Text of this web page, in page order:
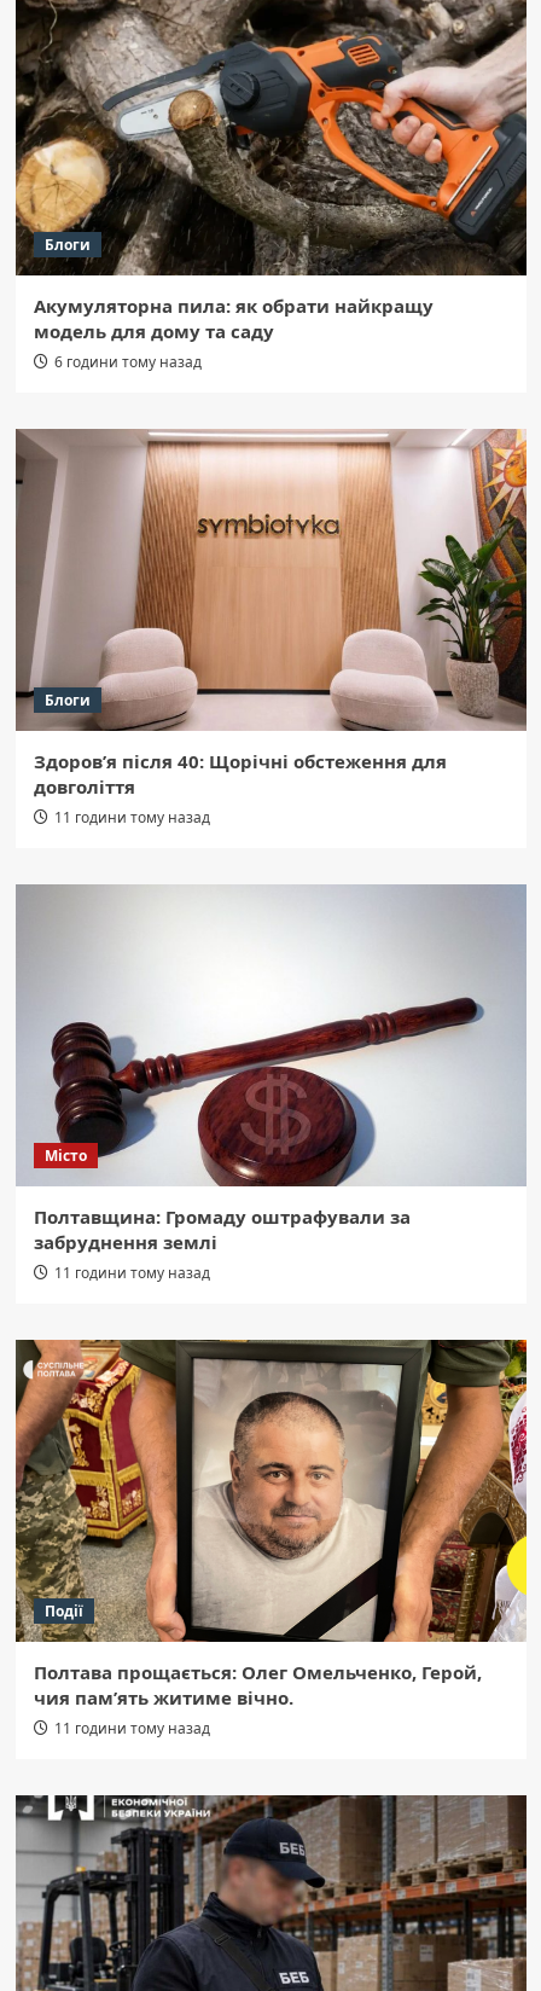
Блоги
Акумуляторна пила: як обрати найкращу
модель для дому та саду
6 години тому назад
Блоги
Здоров’я після 40: Щорічні обстеження для
довголіття
11 години тому назад
Місто
Полтавщина: Громаду оштрафували за
забруднення землі
11 години тому назад
Події
Полтава прощається: Олег Омельченко, Герой,
чия пам’ять житиме вічно.
11 години тому назад